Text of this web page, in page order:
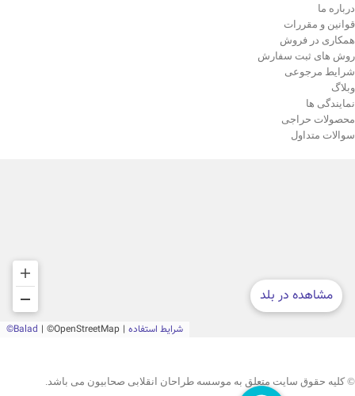
درباره ما
قوانین و مقررات
همکاری در فروش
روش های ثبت سفارش
شرایط مرجوعی
وبلاگ
نمایندگی ها
محصولات حراجی
سوالات متداول
© کلیه حقوق سایت متعلق به موسسه طراحان انقلابی صحابیون می باشد.